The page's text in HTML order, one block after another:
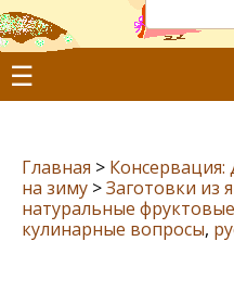
☰
Главная >
на зиму >Заготовки из
натуральные
кулинарные вопросы,